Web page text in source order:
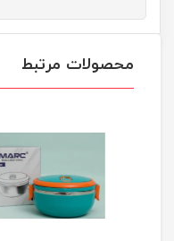
محصولات مرتبط